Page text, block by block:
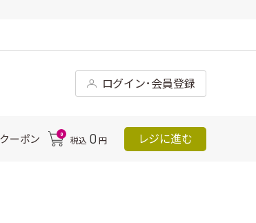
ログイン･会員登録
クーポン 0
税込 0 円 レジに進む